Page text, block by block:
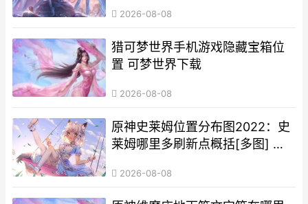
2026-08-08
猎可梦世界手机游戏隐藏宝箱位
置 可梦世界下载
2026-08-08
原神史莱姆位置分布图2022：史
莱姆哪里多刷新点概括[多图] 原
2026-08-08